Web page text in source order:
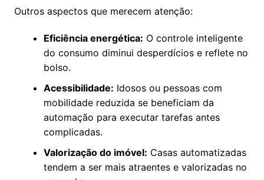
Outros aspectos que merecem atenção:
Eficiência energética: O controle inteligente
do consumo diminui desperdícios e reflete no
bolso.
Acessibilidade: Idosos ou pessoas com
mobilidade reduzida se beneficiam da
automação para executar tarefas antes
complicadas.
Valorização do imóvel: Casas automatizadas
tendem a ser mais atraentes e valorizadas no